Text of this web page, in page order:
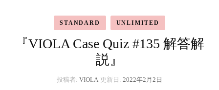
STANDARD UNLIMITED
『VIOLA Case Quiz #135 解答解
説』
投稿者: VIOLA 更新日: 2022年2月2日